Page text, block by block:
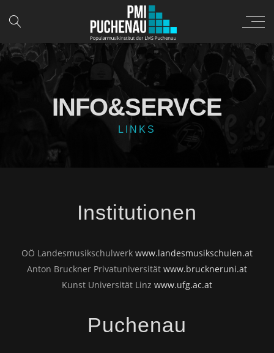
INFO&SERVCE
LINKS
Institutionen
OÖ Landesmusikschulwerk www.landesmusikschulen.at
Anton Bruckner Privatuniversität www.bruckneruni.at
Kunst Universität Linz www.ufg.ac.at
Puchenau